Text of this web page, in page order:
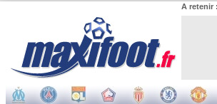
A retenir :